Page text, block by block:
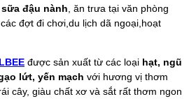
sữa đậu nành , ăn trưa tại văn phòng
đợt đi chơi,du lịch dã ngoại,hoạt
được sản xuất từ các loại hạt, ngũ
lứt, yến mạch với hương vị thơm
cây, giàu chất xơ và sắt rất thơm ngon